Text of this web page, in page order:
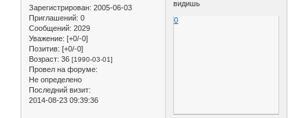
Зарегистрирован: 2005-06-03
Приглашений: 0
Сообщений: 2029
Уважение: [+0/-0]
Позитив: [+0/-0]
Возраст: 36 [1990-03-01]
Провел на форуме:
Не определено
Последний визит:
2014-08-23 09:39:36
видишь
0